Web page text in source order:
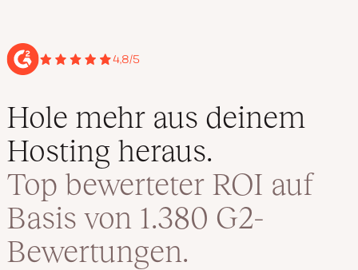
4,8/5
Hole mehr aus deinem
Hosting heraus.
Top bewerteter ROI auf
Basis von 1.380 G2-
Bewertungen.